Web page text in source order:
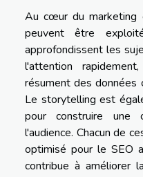
Au cœur du marketing
peuvent être
approfondissent les
l'attention
résument des données
Le storytelling est
pour construire une
l'audience. Chacun de
optimisé pour le SEO
contribue à améliorer